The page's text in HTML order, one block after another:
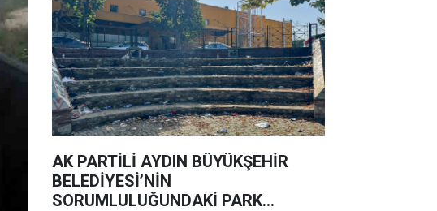
AK PARTİLİ AYDIN BÜYÜKŞEHİR
BELEDİYESİ’NİN
SORUMLULUĞUNDAKİ PARK